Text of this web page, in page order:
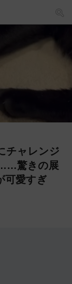
チャレンジ
驚きの展
可愛すぎ